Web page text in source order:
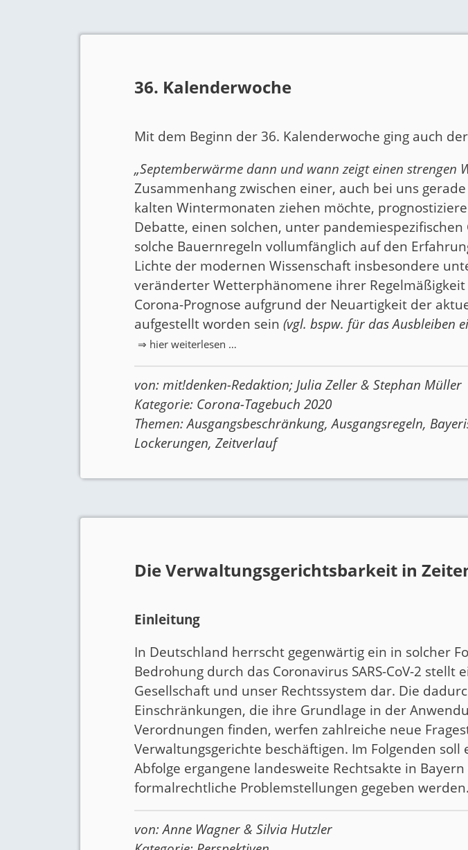
36. Kalenderwoche
Mit dem Beginn der 36. Kalenderwoche ging auch
„Septemberwärme dann und wann zeigt einen strengen
Zusammenhang zwischen einer, auch bei uns
kalten Wintermonaten ziehen möchte,
Debatte, einen solchen, unter
solche Bauernregeln vollumfänglich auf den
Lichte der modernen Wissenschaft insbesondere
veränderter Wetterphänomene ihrer
Corona-Prognose aufgrund der Neuartigkeit der
aufgestellt worden sein(vgl. bspw. für das Ausbleiben
⇒ hier weiterlesen …
von:mit!denken-Redaktion; Julia Zeller&Stephan Müller
Kategorie: Corona-Tagebuch 2020
Themen:Ausgangsbeschränkung,Ausgangsregeln,
Lockerungen,Zeitverlauf
Die Verwaltungsgerichtsbarkeit in
Einleitung
In Deutschland herrscht gegenwärtig ein in solcher
Bedrohung durch das Coronavirus SARS-CoV-2
Gesellschaft und unser Rechtssystem dar. Die
Einschränkungen, die ihre Grundlage in der
Verordnungen finden, werfen zahlreiche neue
Verwaltungsgerichte beschäftigen. Im Folgenden
Abfolge ergangene landesweite Rechtsakte in
formalrechtliche Problemstellungen gegeben werden.
von:Anne Wagner&Silvia Hutzler